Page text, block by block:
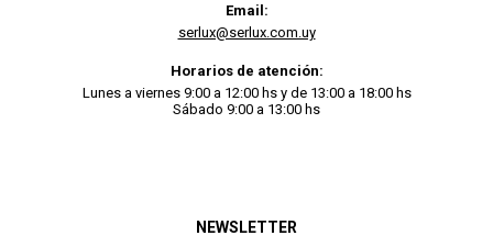
NEWSLETTER
Email:
serlux@serlux.com.uy
Horarios de atención:
Lunes a viernes 9:00 a 12:00 hs y de 13:00 a 18:00 hs
Sábado 9:00 a 13:00 hs